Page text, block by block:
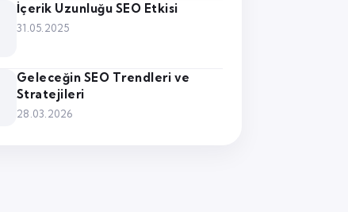
İçerik Uzunluğu SEO Etkisi
31.05.2025
Geleceğin SEO Trendleri ve
Stratejileri
28.03.2026